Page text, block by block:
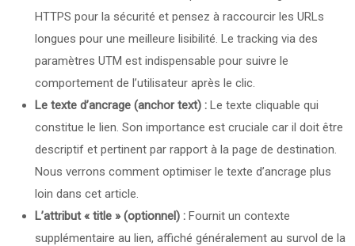
HTTPS pour la sécurité et pensez à raccourcir les URLs
longues pour une meilleure lisibilité. Le tracking via des
paramètres UTM est indispensable pour suivre le
comportement de l’utilisateur après le clic.
Le texte d’ancrage (anchor text) : Le texte cliquable qui
constitue le lien. Son importance est cruciale car il doit être
descriptif et pertinent par rapport à la page de destination.
Nous verrons comment optimiser le texte d’ancrage plus
loin dans cet article.
L’attribut « title » (optionnel) : Fournit un contexte
supplémentaire au lien, affiché généralement au survol de la